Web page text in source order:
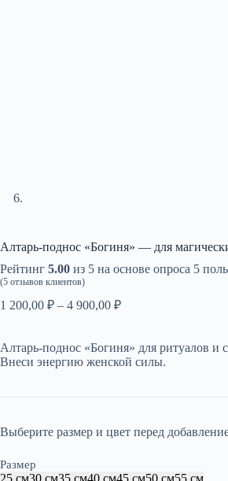
Алтарь-поднос «Богиня» — для
Рейтинг 5.00 из 5 на основе опроса 5
(5 отзывов клиентов)
1 200,00 ₽ – 4 900,00 ₽Диапазон
200,00 ₽
–
Алтарь-поднос «Богиня» для ритуалов и
Внеси энергию женской силы.
Выберите размер и цвет перед
Размер